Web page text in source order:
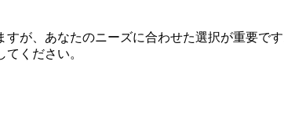
が、あなたのニーズに合わせた選択が重要です
ください。